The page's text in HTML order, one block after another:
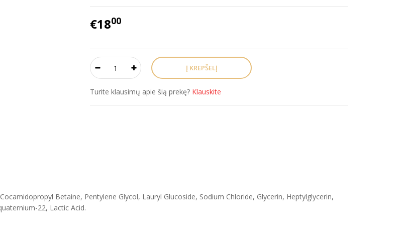
€1800
Turite klausimų apie šią prekę? Klauskite
Betaine, Pentylene Glycol, Lauryl Glucoside, Sodium Chloride, Glycerin, Heptylglycerin,
22, Lactic Acid.